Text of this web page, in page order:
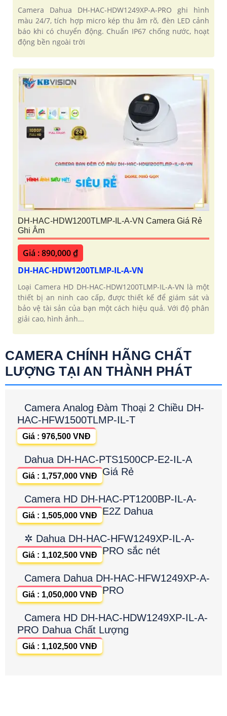
Camera Dahua DH-HAC-HDW1249XP-A-PRO ghi hình
màu 24/7, tích hợp micro kép thu âm rõ, đèn LED cảnh
báo khi có chuyển động. Chuẩn IP67 chống nước, hoạt
động bền ngoài trời
DH-HAC-HDW1200TLMP-IL-A-VN Camera Giá Rẻ
Ghi Âm
Giá : 890,000 ₫
DH-HAC-HDW1200TLMP-IL-A-VN
Loại Camera HD DH-HAC-HDW1200TLMP-IL-A-VN là một
thiết bị an ninh cao cấp, được thiết kế để giám sát và
bảo vệ tài sản của bạn một cách hiệu quả. Với độ phân
giải cao, hình ảnh...
CAMERA CHÍNH HÃNG CHẤT
LƯỢNG TẠI AN THÀNH PHÁT
Camera Analog Đàm Thoại 2 Chiều DH-
HAC-HFW1500TLMP-IL-T
Giá : 976,500 VNĐ
Dahua DH-HAC-PTS1500CP-E2-IL-A
Giá Rẻ
Giá : 1,757,000 VNĐ
Camera HD DH-HAC-PT1200BP-IL-A-
E2Z Dahua
Giá : 1,505,000 VNĐ
✲ Dahua DH-HAC-HFW1249XP-IL-A-
PRO sắc nét
Giá : 1,102,500 VNĐ
Camera Dahua DH-HAC-HFW1249XP-A-
PRO
Giá : 1,050,000 VNĐ
Camera HD DH-HAC-HDW1249XP-IL-A-
PRO Dahua Chất Lượng
Giá : 1,102,500 VNĐ